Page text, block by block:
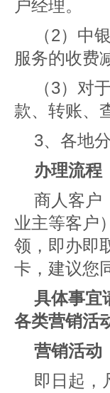
户经理。
（2）中
服务的收费
（3）对
款、转账、
3、各地
办理流程
商人客户
业主等客户
领，即办即
卡，建议您
具体事宜
各类营销活
营销活动
即日起，